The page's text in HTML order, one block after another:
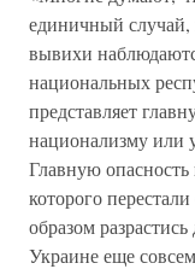
единичный
вывихи
национальных
представляет
национализму или
Главную опасность
которого
образом
Украине еще